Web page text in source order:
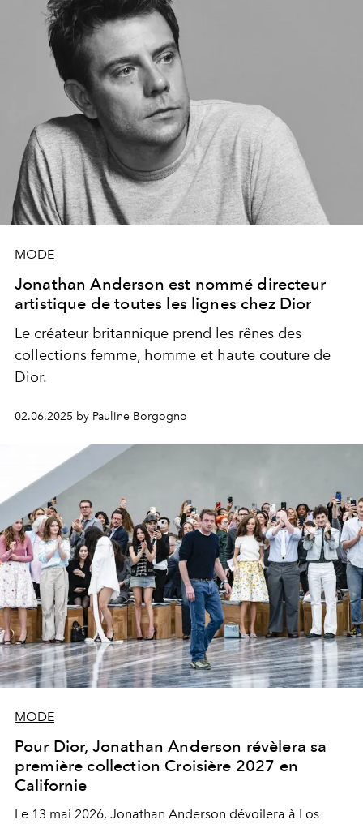
MODE
Jonathan Anderson est nommé directeur
artistique de toutes les lignes chez Dior
Le créateur britannique prend les rênes des
collections femme, homme et haute couture de
Dior.
02.06.2025 by Pauline Borgogno
MODE
Pour Dior, Jonathan Anderson révèlera sa
première collection Croisière 2027 en
Californie
Le 13 mai 2026, Jonathan Anderson dévoilera à Los